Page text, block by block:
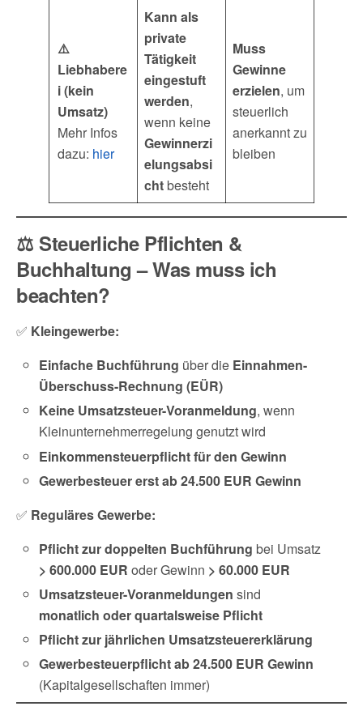
⚠️
Liebhabere
i (kein
Umsatz)
Mehr Infos
dazu: hier
Kann als
private
Tätigkeit
eingestuft
werden,
wenn keine
Gewinnerzi
elungsabsi
chtbesteht
Muss
Gewinne
erzielen, um
steuerlich
anerkannt zu
bleiben
⚖️ Steuerliche Pflichten &
Buchhaltung – Was muss ich
beachten?
✅ Kleingewerbe:
Einfache Buchführung über die Einnahmen-
Überschuss-Rechnung (EÜR)
Keine Umsatzsteuer-Voranmeldung, wenn
Kleinunternehmerregelung genutzt wird
Einkommensteuerpflicht für den Gewinn
Gewerbesteuer erst ab 24.500 EUR Gewinn
✅ Reguläres Gewerbe:
Pflicht zur doppelten Buchführung bei Umsatz
> 600.000 EUR oder Gewinn > 60.000 EUR
Umsatzsteuer-Voranmeldungen sind
monatlich oder quartalsweise Pflicht
Pflicht zur jährlichen Umsatzsteuererklärung
Gewerbesteuerpflicht ab 24.500 EUR Gewinn
(Kapitalgesellschaften immer)